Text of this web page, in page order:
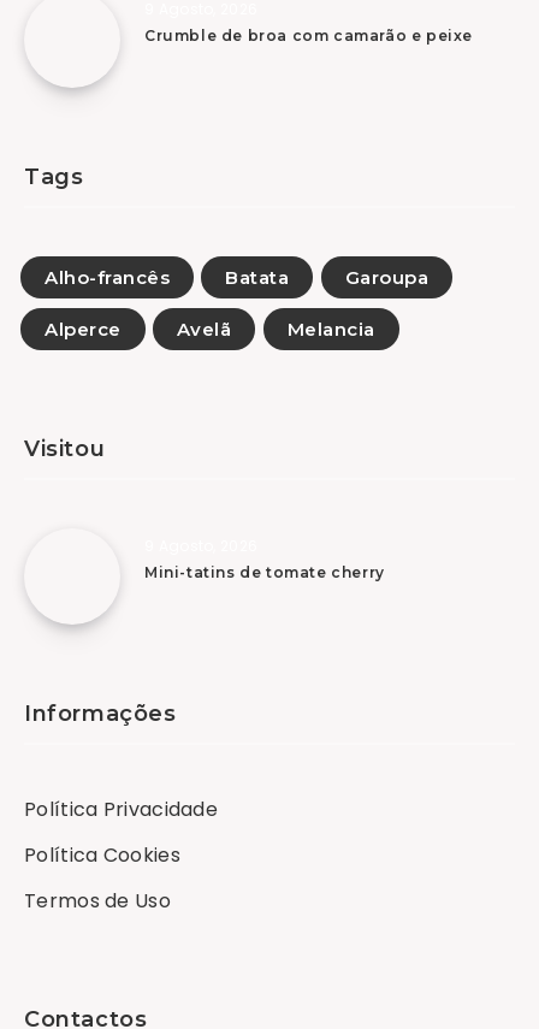
Crumble de broa com camarão e peixe
Tags
Alho-francês Batata Garoupa
Alperce Avelã Melancia
Visitou
Mini-tatins de tomate cherry
Informações
Política Privacidade
Política Cookies
Termos de Uso
Contactos